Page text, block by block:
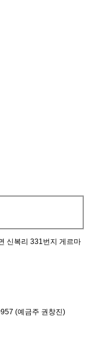
신복리 331번지 게르마
(예금주 권창진)